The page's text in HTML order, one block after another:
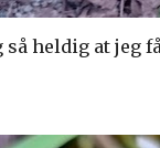
heldig at jeg